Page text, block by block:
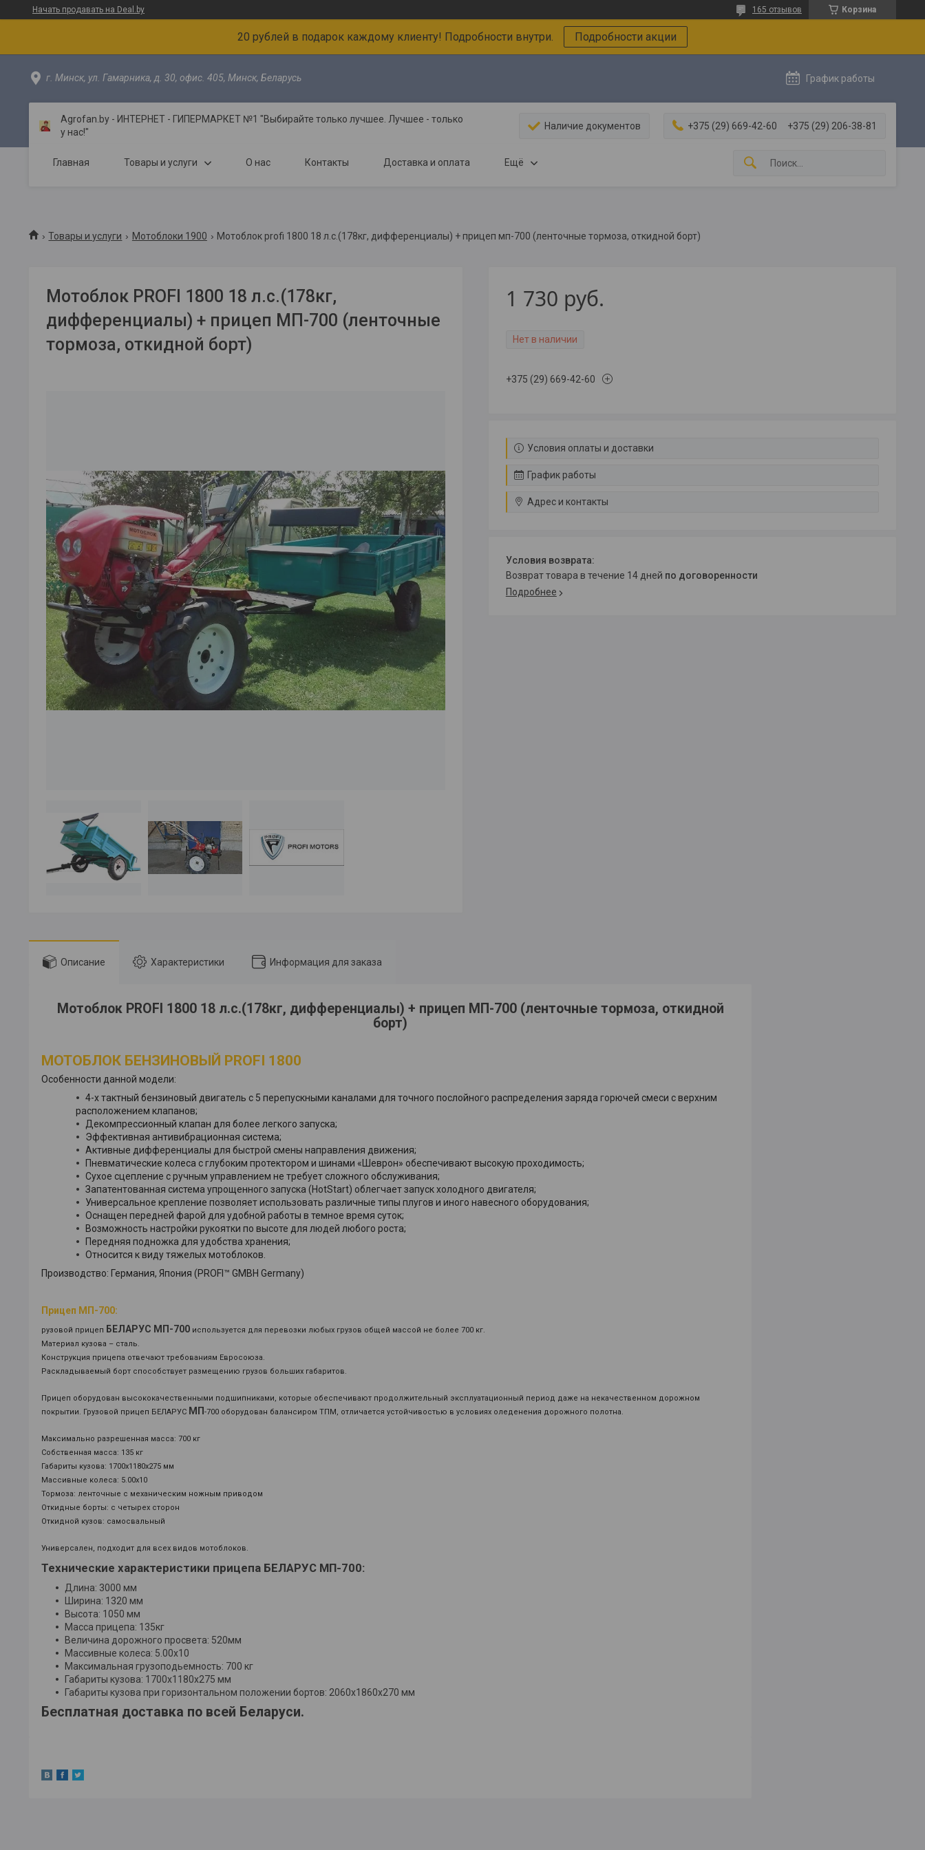
Начать продавать на Deal.by Корзина
165 отзывов
20 рублей в подарок каждому клиенту! Подробности внутри. Подробности акции
г. Минск, ул. Гамарника, д. 30, офис. 405, Минск, Беларусь График работы
Agrofan.by - ИНТЕРНЕТ - ГИПЕРМАРКЕТ №1 "Выбирайте только лучшее. Лучшее - только
у нас!"
Наличие документов +375 (29) 669-42-60 +375 (29) 206-38-81
Главная Товары и услуги О нас Контакты Доставка и оплата Ещё
Товары и услуги Мотоблоки 1900 Мотоблок profi 1800 18 л.с.(178кг, дифференциалы) + прицеп мп-700 (ленточные тормоза, откидной борт)
Мотоблок PROFI 1800 18 л.с.(178кг,
дифференциалы) + прицеп МП-700 (ленточные
тормоза, откидной борт)
1 730 руб.
Нет в наличии
+375 (29) 669-42-60
Условия оплаты и доставки
График работы
Адрес и контакты
возврат товара в течение 14 дней по договоренности
Подробнее
Описание Характеристики Информация для заказа
Мотоблок PROFI 1800 18 л.с.(178кг, дифференциалы) + прицеп МП-700 (ленточные тормоза, откидной
борт)
МОТОБЛОК БЕНЗИНОВЫЙ PROFI 1800
Особенности данной модели:
4-х тактный бензиновый двигатель с 5 перепускными каналами для точного послойного распределения заряда горючей смеси с верхним
расположением клапанов;
Декомпрессионный клапан для более легкого запуска;
Эффективная антивибрационная система;
Активные дифференциалы для быстрой смены направления движения;
Пневматические колеса с глубоким протектором и шинами «Шеврон» обеспечивают высокую проходимость;
Сухое сцепление с ручным управлением не требует сложного обслуживания;
Запатентованная система упрощенного запуска (HotStart) облегчает запуск холодного двигателя;
Универсальное крепление позволяет использовать различные типы плугов и иного навесного оборудования;
Оснащен передней фарой для удобной работы в темное время суток;
Возможность настройки рукоятки по высоте для людей любого роста;
Передняя подножка для удобства хранения;
Относится к виду тяжелых мотоблоков.
Производство: Германия, Япония (PROFI™ GMBH Germany)
Прицеп МП-700:
рузовой прицеп БЕЛАРУС МП -700 используется для перевозки любых грузов общей массой не более 700 кг.
Материал кузова – сталь.
Конструкция прицепа отвечают требованиям Евросоюза.
Раскладываемый борт способствует размещению грузов больших габаритов.
Прицеп оборудован высококачественными подшипниками, которые обеспечивают продолжительный эксплуатационный период даже на некачественном дорожном
покрытии. Грузовой прицеп БЕЛАРУС МП -700 оборудован балансиром ТПМ, отличается устойчивостью в условиях оледенения дорожного полотна.
Максимально разрешенная масса: 700 кг
Собственная масса: 135 кг
Габариты кузова: 1700x1180x275 мм
Массивные колеса: 5.00х10
Тормоза: ленточные с механическим ножным приводом
Откидные борты: с четырех сторон
Откидной кузов: самосвальный
Универсален, подходит для всех видов мотоблоков.
Технические характеристики прицепа БЕЛАРУС МП-700:
Длина: 3000 мм
Ширина: 1320 мм
Высота: 1050 мм
Масса прицепа: 135кг
Величина дорожного просвета: 520мм
Массивные колеса: 5.00х10
Максимальная грузоподьемность: 700 кг
Габариты кузова: 1700x1180x275 мм
Габариты кузова при горизонтальном положении бортов: 2060x1860x270 мм
Бесплатная доставка по всей Беларуси.